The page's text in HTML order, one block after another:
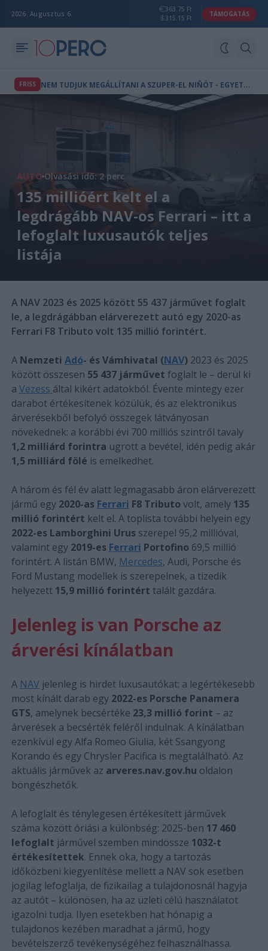
2026. Augusztus 6.
363.75 Ft
315.15 Ft
TÁMOGATÁS
FRISS N
EM TUDJUK MEGÁLLÍTANI A SZUPER-EL NIÑÓT - EGYETLEN ESEMÉNY IS VÉGLEG ÁTBILLENTHET TELJES ÖKOSZISZTÉMÁKAT
AUTÓ Olvasási idő: 2 perc
135 millióért kelt el a
legdrágább NAV-os Ferrari – itt a
lefoglalt luxusautók teljes
listája
A NAV 2023 és 2025 között 55 437 járművet foglalt
le, a legdrágábban elárverezett autó egy 2020-as
Ferrari F8 Tributo volt 135 millió forintért.
A Nemzeti Adó- és Vámhivatal (NAV) 2023 és 2025
között összesen 55 437 járművet foglalt le – derül ki
a Vezess által kikért adatokból. Évente mintegy ezer
darabot értékesítenek közülük, és az elektronikus
árverésekből befolyó összegek látványosan
növekednek: a korábbi évi 700 milliós szintről tavaly
1,2 milliárd forintra ugrott a bevétel, idén pedig akár
1,5 milliárd fölé is emelkedhet.
A három és fél év alatt legmagasabb áron elárverezett
jármű egy 2020-as Ferrari F8 Tributo volt, amely 135
millió forintért kelt el. A toplista további helyein egy
2022-es Lamborghini Urusszerepel 95,2 millióval,
valamint egy 2019-es Ferrari Portofino 69,5 millió
forintért. A listán BMW, Mercedes, Audi, Porsche és
Ford Mustang modellek is szerepelnek, a tizedik
helyezett 15,9 millió forintért talált gazdára.
Jelenleg is van Porsche az
árverési kínálatban
A NAV jelenleg is hirdet luxusautókat: a legértékesebb
most kínált darab egy 2022-es Porsche Panamera
GTS, amelynek becsértéke 23,3 millió forint – az
árverések a becsérték feléről indulnak. A kínálatban
ezenkívül egy Alfa Romeo Giulia, két Ssangyong
Korando és egy Chrysler Pacifica is megtalálható. Az
aktuális járművek az arveres.nav.gov.hu oldalon
böngészhetők.
A lefoglalt és ténylegesen értékesített járművek
száma között óriási a különbség: 2025-ben 17 460
lefoglalt járművel szemben mindössze 1032-t
értékesítettek. Ennek oka, hogy a tartozás
időközbeni kiegyenlítése mellett a NAV sok esetben
jogilag lefoglalja, de fizikailag a tulajdonosnál hagyja
az autót – különösen, ha az üzleti célú használatot
igazolni tudja. Ilyen esetekben hat hónapig a
tulajdonos kezében maradhat a jármű, hogy
bevételszerző tevékenységéhez felhasználhassa.